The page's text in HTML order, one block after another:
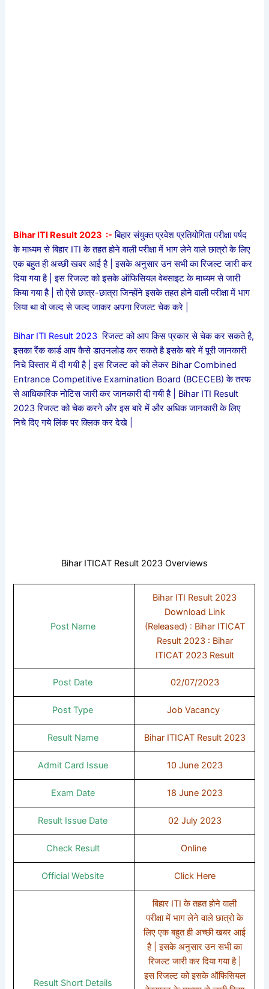
Bihar ITI Result 2023 :- बिहार संयुक्त प्रवेश प्रतियोगिता परीक्षा पर्षद
के माध्यम से बिहार ITI के तहत होने वाली परीक्षा में भाग लेने वाले छात्रो के लिए
एक बहुत ही अच्छी खबर आई है | इसके अनुसार उन सभी का रिजल्ट जारी कर
दिया गया है | इस रिजल्ट को इसके ऑफिसियल वेबसाइट के माध्यम से जारी
किया गया है | तो ऐसे छात्र-छात्रा जिन्होंने इसके तहत होने वाली परीक्षा में भाग
लिया था वो जल्द से जल्द जाकर अपना रिजल्ट चेक करे |
Bihar ITI Result 2023 रिजल्ट को आप किस प्रकार से चेक कर सकते है,
इसका रैंक कार्ड आप कैसे डाउनलोड कर सकते है इसके बारे में पूरी जानकारी
निचे विस्तार में दी गयी है | इस रिजल्ट को को लेकर Bihar Combined
Entrance Competitive Examination Board (BCECEB) के तरफ
से आधिकारिक नोटिस जारी कर जानकारी दी गयी है | Bihar ITI Result
2023 रिजल्ट को चेक करने और इस बारे में और अधिक जानकारी के लिए
निचे दिए गये लिंक पर क्लिक कर देखे |
Bihar ITICAT Result 2023 Overviews
Post Name
Bihar ITI Result 2023
Download Link
(Released) : Bihar ITICAT
Result 2023 : Bihar
ITICAT 2023 Result
Post Date 02/07/2023
Post Type Job Vacancy
Result Name Bihar ITICAT Result 2023
Admit Card Issue 10 June 2023
Exam Date 18 June 2023
Result Issue Date 02 July 2023
Check Result Online
Official Website Click Here
Result Short Details
बिहार ITI के तहत होने वाली
परीक्षा में भाग लेने वाले छात्रो के
लिए एक बहुत ही अच्छी खबर आई
है | इसके अनुसार उन सभी का
रिजल्ट जारी कर दिया गया है |
इस रिजल्ट को इसके ऑफिसियल